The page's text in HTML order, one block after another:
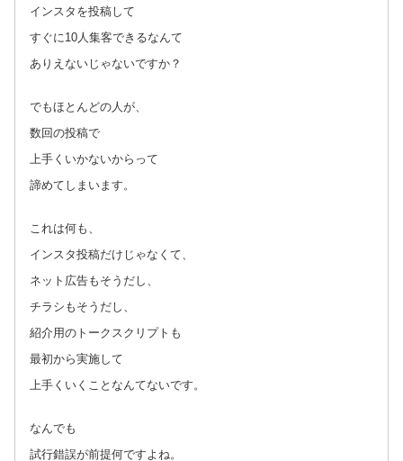
インスタを投稿して
すぐに10人集客できるなんて
ありえないじゃないですか？
でもほとんどの人が、
数回の投稿で
上手くいかないからって
諦めてしまいます。
これは何も、
インスタ投稿だけじゃなくて、
ネット広告もそうだし、
チラシもそうだし、
紹介用のトークスクリプトも
最初から実施して
上手くいくことなんてないです。
なんでも
試行錯誤が前提何ですよね。